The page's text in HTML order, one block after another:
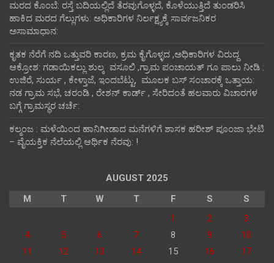
ಮರದ ಕೊಂಬೆ: ರಸ್ತೆ ಬದಿಯಲ್ಲಿದೆ ತೆರವುಗೊಳ್ಳದೆ, ಕೊಳೆಯುತ್ತಿದೆ ತುಂಡರಿಸಿ
ಹಾಕಿದ ಮರದ ಗೆಲ್ಲುಗಳು: ಅಧಿಕಾರಿಗಳ ನಿರ್ಲಕ್ಷ್ಯಕ್ಕೆ ಸಾರ್ವಜನಿಕರ
ಅಸಾಮಾಧಾನ:
ಕೃತಕ ನೆರೆಗೆ ನದಿ ಒತ್ತುವರಿ ಕಾರಣ, ಕ್ರಮ ಕೈಗೊಳ್ಳದ ,ಅಧಿಕಾರಿಗಳ ವಿರುದ್ದ
ಆಕ್ರೋಶ: ಗಡಾಯಿಕಲ್ಲು ಶುಲ್ಕ ವಸೂಲಿ ,ಗ್ರಾಮ ಪಂಚಾಯತ್ ಗೂ ಪಾಲು ನೀಡಿ :
ಉಜಿರೆ, ಸುರ್ಯ , ಕೇಳ್ತಾಜೆ, ಇಂದಬೆಟ್ಟು, ಮೂಲಕ ಬಸ್ ಸಂಚಾರಕ್ಕೆ ಒತ್ತಾಯ:
ನಡ ಗ್ರಾಮ ಸಭೆ, ಚರಂಡಿ , ರೇಶನ್ ಕಾರ್ಡ್ , ಸೇರಿದಂತೆ ಹಲವಾರು ವಿಚಾರಗಳ
ಬಗ್ಗೆ ಗ್ರಾಮಸ್ಥರ ಚರ್ಚೆ:
ಕಲ್ಮಂಜ : ಮಳೆಯಿಂದ ಹಾನಿಗೀಡಾದ ಮನೆಗಳಿಗೆ ಶಾಸಕ ಹರೀಶ್ ಪೂಂಜಾ ಭೇಟಿ
– ವೈಯಕ್ತಿಕ ನೆಲೆಯಲ್ಲಿ ಆರ್ಥಿಕ‌ ನೆರವು: !
AUGUST 2025
M
T W T F S
S
1
2
3
4
5 6 7 8 9
10
11
12 13 14 15 16
17